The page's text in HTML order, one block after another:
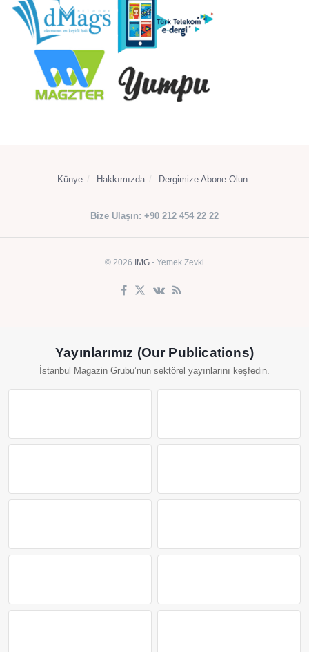
Künye Hakkımızda Dergimize Abone Olun
Bize Ulaşın: +90 212 454 22 22
© 2026 IMG - Yemek Zevki
Yayınlarımız (Our Publications)
İstanbul Magazin Grubu’nun sektörel yayınlarını keşfedin.